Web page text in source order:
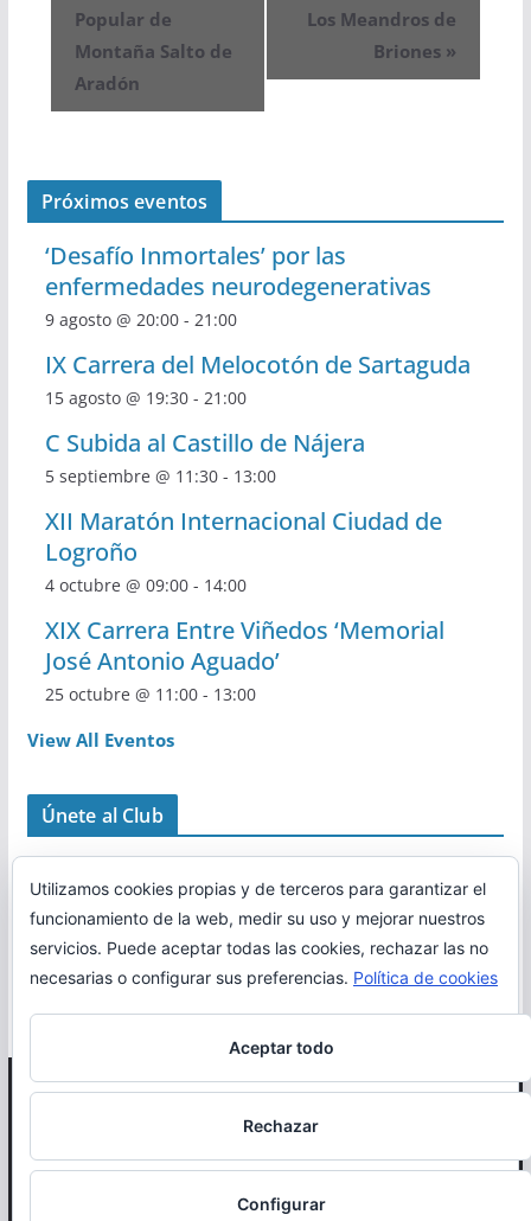
Popular de
Montaña Salto de
Aradón
Los Meandros de
Briones »
Próximos eventos
‘Desafío Inmortales’ por las
enfermedades neurodegenerativas
9 agosto @ 20:00- 21:00
IX Carrera del Melocotón de Sartaguda
15 agosto @ 19:30- 21:00
C Subida al Castillo de Nájera
5 septiembre @ 11:30- 13:00
XII Maratón Internacional Ciudad de
Logroño
4 octubre @ 09:00- 14:00
XIX Carrera Entre Viñedos ‘Memorial
José Antonio Aguado’
25 octubre @ 11:00- 13:00
View All Eventos
Únete al Club
Correr en La Rioja
Otro proyecto deMiRioja
Utilizamos cookies propias y de terceros para garantizar el
funcionamiento de la web, medir su uso y mejorar nuestros
servicios. Puede aceptar todas las cookies, rechazar las no
necesarias o configurar sus preferencias. Política de cookies
Aceptar todo
Rechazar
Configurar